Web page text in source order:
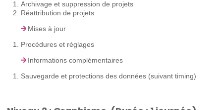
Archivage et suppression de projets
Réattribution de projets
Mises à jour
Procédures et réglages
Informations complémentaires
Sauvegarde et protections des données (suivant timing)